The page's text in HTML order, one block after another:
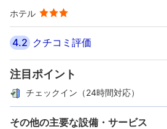
ホテル
4.2 クチコミ評価
注目ポイント
チェックイン（24時間対応）
その他の主要な設備・サービス